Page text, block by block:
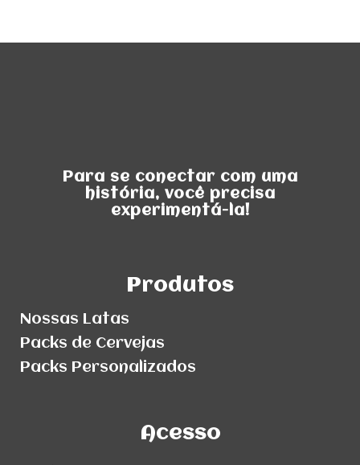
Para se conectar com uma
história, você precisa
experimentá-la!
Produtos
Nossas Latas
Packs de Cervejas
Packs Personalizados
Acesso